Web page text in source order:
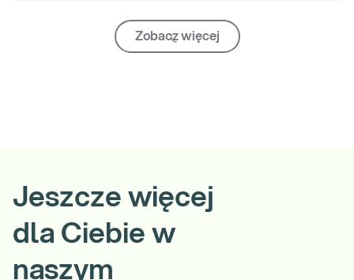
Zobacz więcej
Jeszcze więcej
dla Ciebie w
naszym